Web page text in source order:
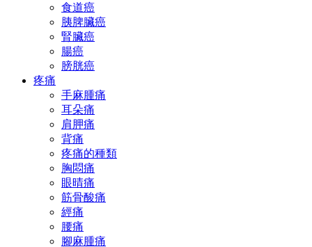
食道癌
胰脾臟癌
腎臟癌
腸癌
膀胱癌
疼痛
手麻腫痛
耳朵痛
肩胛痛
背痛
疼痛的種類
胸悶痛
眼晴痛
筋骨酸痛
經痛
腰痛
腳麻腫痛